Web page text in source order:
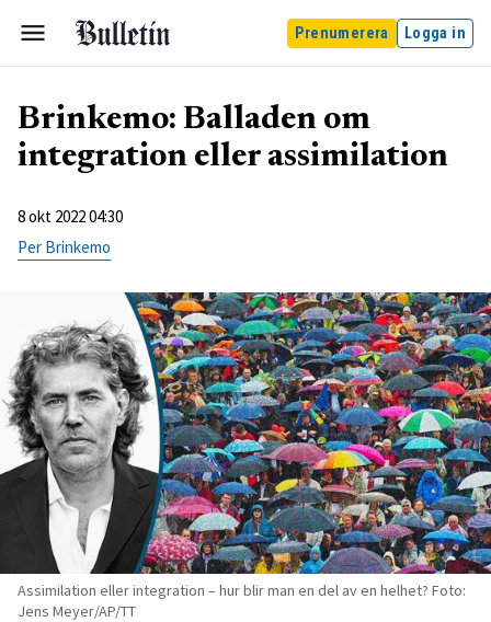
Prenumerera Logga in
Brinkemo: Balladen om
integration eller assimilation
8 okt 2022 04:30
Per Brinkemo
Assimilation eller integration – hur blir man en del av en helhet? Foto:
Jens Meyer/AP/TT